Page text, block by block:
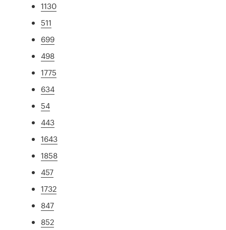
1130
511
699
498
1775
634
54
443
1643
1858
457
1732
847
852